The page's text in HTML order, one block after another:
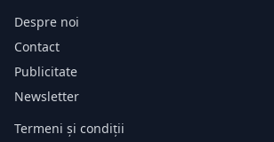
Despre noi
Contact
Publicitate
Newsletter
Termeni și condiții